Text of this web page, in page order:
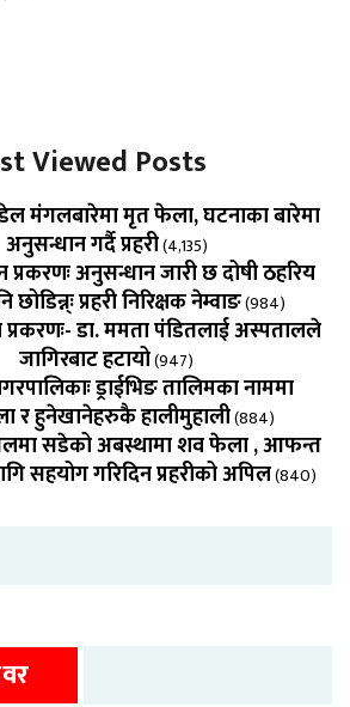
Viewed Posts
मंगलबारेमा मृत फेला, घटनाका बारेमा
अनुसन्धान गर्दै प्रहरी(4,135)
अनुसन्धान जारी छ दोषी ठहरिय
छोडिन्न्ः प्रहरी निरिक्षक नेम्वाङ(984)
डा. ममता पंडितलाई अस्पतालले
जागिरबाट हटायो(947)
ड्राईभिङ तालिमका नाममा
र हुनेखानेहरुकै हालीमुहाली(884)
सडेको अबस्थामा शव फेला , आफन्त
सहयोग गरिदिन प्रहरीको अपिल(840)